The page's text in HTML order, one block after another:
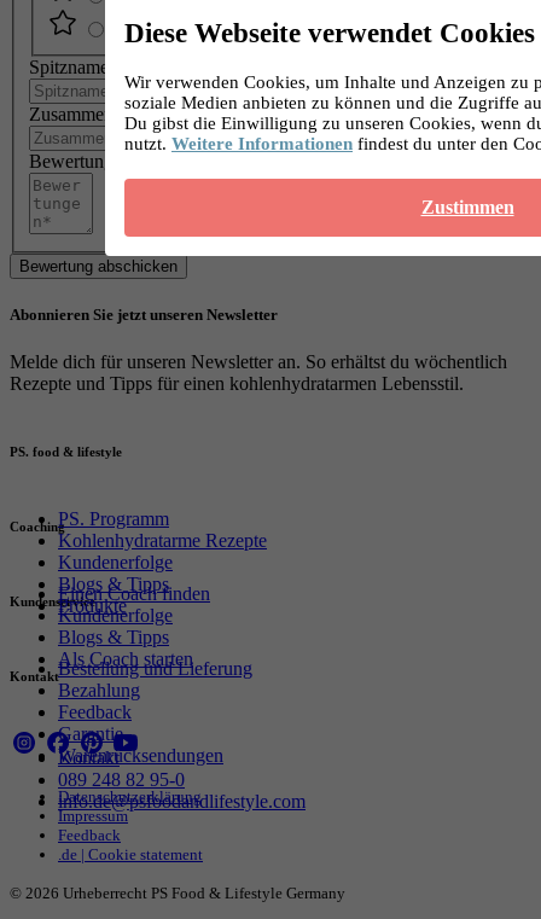
Diese Webseite verwendet Cookies
Wir verwenden Cookies, um Inhalte und Anzeigen zu
soziale Medien anbieten zu können und die Zugriffe
Du gibst die Einwilligung zu unseren Cookies, wenn
nutzt. Weitere Informationen findest du unter den
Zustimmen
Spitzname
Zusammenfassung
Bewertungen
Bewertung abschicken
Abonnieren Sie jetzt unseren Newsletter
Melde dich für unseren Newsletter an. So erhältst du wöchentlich
Rezepte und Tipps für einen kohlenhydratarmen Lebensstil.
PS. food & lifestyle
PS. Programm
Kohlenhydratarme Rezepte
Kundenerfolge
Blogs & Tipps
Produkte
Coaching
Einen Coach finden
Kundenerfolge
Blogs & Tipps
Als Coach starten
Kundenservice
Bestellung und Lieferung
Bezahlung
Feedback
Garantie
Warenrücksendungen
Kontakt
Kontakt
089 248 82 95-0
info.de@psfoodandlifestyle.com
Datenschutzerklärung
Impressum
Feedback
.de | Cookie statement
© 2026 Urheberrecht PS Food & Lifestyle Germany